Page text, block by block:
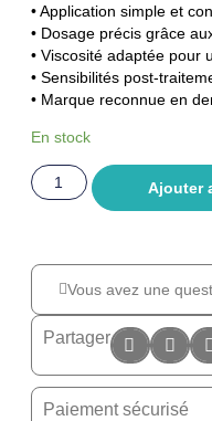
• Application simple et
• Dosage précis grâce
• Viscosité adaptée pour
• Sensibilités post-
• Marque reconnue en
En stock
Ajouter
Vous avez une
Partager
Paiement sécurisé